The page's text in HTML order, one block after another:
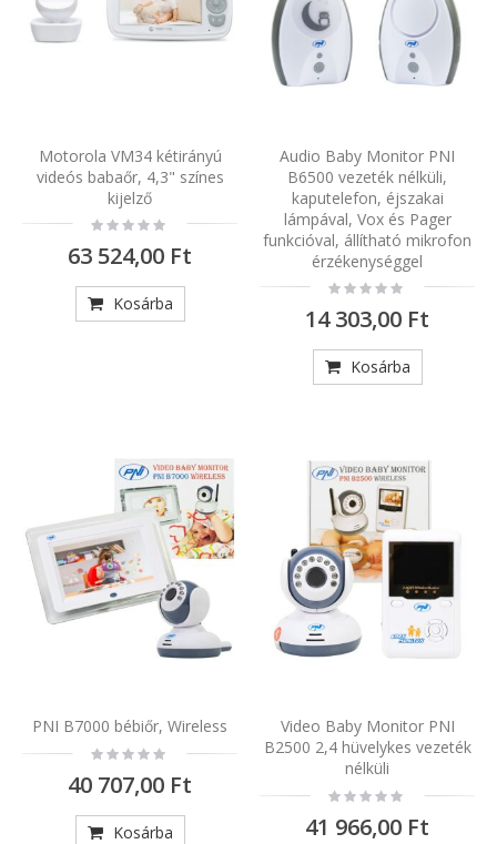
Motorola VM34 kétirányú
videós babaőr, 4,3" színes
kijelző
Rating:
0%
63 524,00 Ft
Kosárba
Audio Baby Monitor PNI
B6500 vezeték nélküli,
kaputelefon, éjszakai
lámpával, Vox és Pager
funkcióval, állítható mikrofon
érzékenységgel
Rating:
0%
14 303,00 Ft
Kosárba
PNI B7000 bébiőr, Wireless
Rating:
0%
40 707,00 Ft
Kosárba
Video Baby Monitor PNI
B2500 2,4 hüvelykes vezeték
nélküli
Rating:
0%
41 966,00 Ft